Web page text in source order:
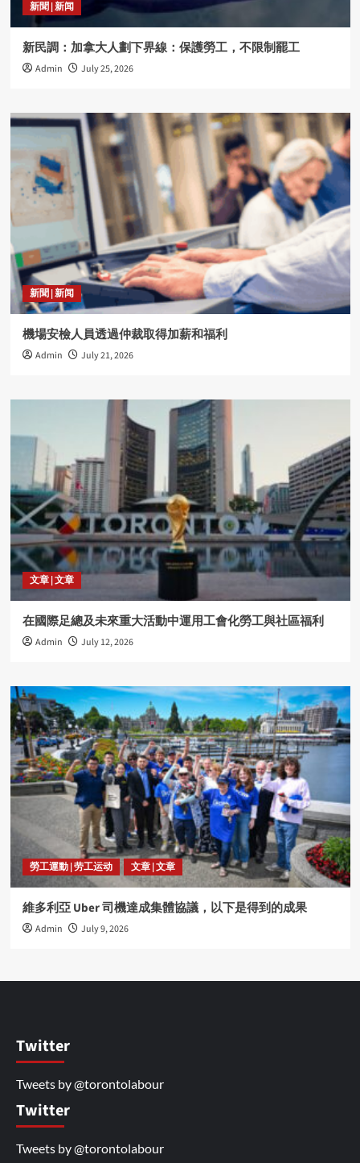
新聞 | 新闻
新民調：加拿大人劃下界線：保護勞工，不限制罷工
Admin July 25, 2026
新聞 | 新闻
機場安檢人員透過仲裁取得加薪和福利
Admin July 21, 2026
文章 | 文章
在國際足總及未來重大活動中運用工會化勞工與社區福利
Admin July 12, 2026
勞工運動 | 劳工运动 文章 | 文章
維多利亞 Uber 司機達成集體協議，以下是得到的成果
Admin July 9, 2026
Twitter
Tweets by @torontolabour
Twitter
Tweets by @torontolabour